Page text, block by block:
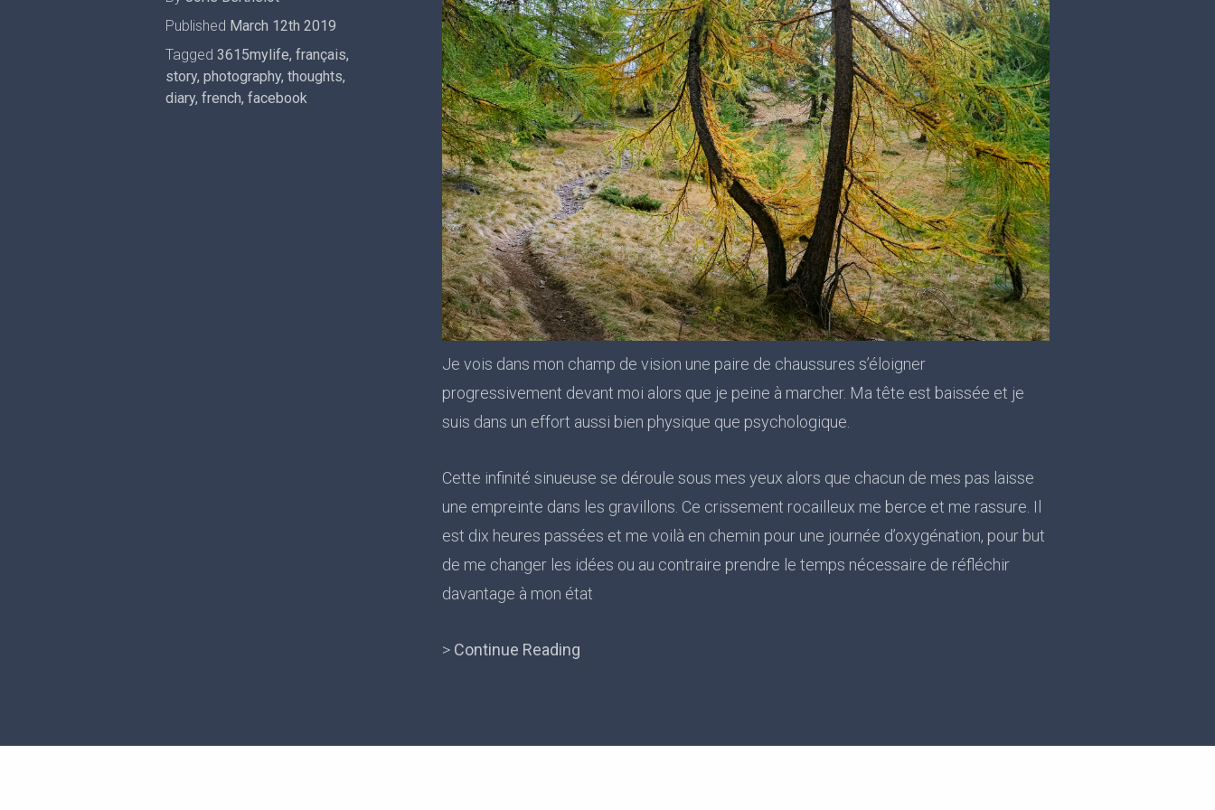
Published March 12th 2019
Tagged 3615mylife, français,
story, photography, thoughts,
diary, french, facebook
Je vois dans mon champ de vision une paire de chaussures s’éloigner
progressivement devant moi alors que je peine à marcher. Ma tête est baissée et je
suis dans un effort aussi bien physique que psychologique.
Cette infinité sinueuse se déroule sous mes yeux alors que chacun de mes pas laisse
une empreinte dans les gravillons. Ce crissement rocailleux me berce et me rassure. Il
est dix heures passées et me voilà en chemin pour une journée d’oxygénation, pour but
de me changer les idées ou au contraire prendre le temps nécessaire de réfléchir
davantage à mon état
> Continue Reading